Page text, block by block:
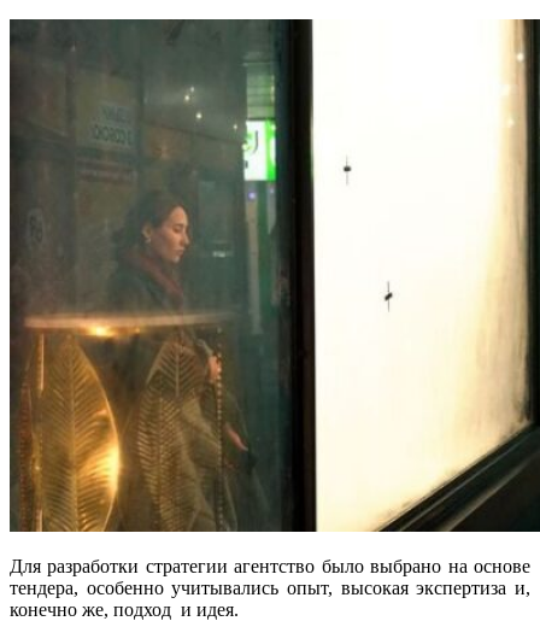
Для разработки стратегии агентство было выбрано на основе
тендера, особенно учитывались опыт, высокая экспертиза и,
конечно же, подход и идея.